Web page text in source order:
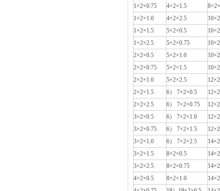
1×2×0.75
4×2×1.5
1×2×1.0
4×2×2.5
1×2×1.5
5×2×0.5
1×2×2.5
5×2×0.75
2×2×0.5
5×2×1.0
2×2×0.75
5×2×1.5
2×2×1.0
5×2×2.5
2×2×1.5
6） 7×2×0.5
2×2×2.5
6） 7×2×0.75
3×2×0.5
6） 7×2×1.0
3×2×0.75
6） 7×2×1.5
3×2×1.0
6） 7×2×2.5
3×2×1.5
8×2×0.5
3×2×2.5
8×2×0.75
4×2×0.5
8×2×1.0